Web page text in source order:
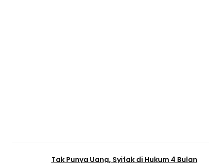
Tak Punya Uang, Syifak di Hukum 4 Bulan